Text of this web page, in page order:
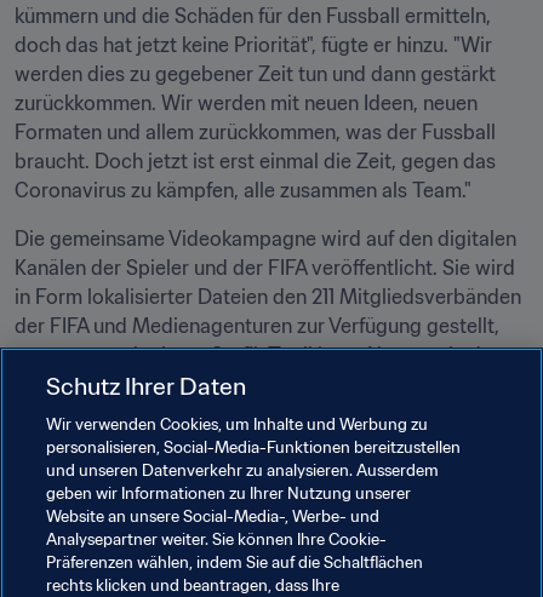
kümmern und die Schäden für den Fussball ermitteln,
doch das hat jetzt keine Priorität", fügte er hinzu. "Wir
werden dies zu gegebener Zeit tun und dann gestärkt
zurückkommen. Wir werden mit neuen Ideen, neuen
Formaten und allem zurückkommen, was der Fussball
braucht. Doch jetzt ist erst einmal die Zeit, gegen das
Coronavirus zu kämpfen, alle zusammen als Team."
Die gemeinsame Videokampagne wird auf den digitalen
Kanälen der Spieler und der FIFA veröffentlicht. Sie wird
in Form lokalisierter Dateien den 211 Mitgliedsverbänden
der FIFA und Medienagenturen zur Verfügung gestellt,
zusammen mit einem Grafik-Toolkit zur Nutzung in den
Sozialen Medien, um die Botschaften so effizient wie
möglich zu verbreiten.
Die FIFA hat zudem USD 10 Mio. für den COVID-19-
Solidaritätsfonds der WHO bereitgestellt.
Weitere Informationen: @WHO. Außerdem sollte man
sich laufend online informieren.
Schutz Ihrer Daten
Wir verwenden Cookies, um Inhalte und Werbung zu
personalisieren, Social-Media-Funktionen bereitzustellen
und unseren Datenverkehr zu analysieren. Ausserdem
geben wir Informationen zu Ihrer Nutzung unserer
Website an unsere Social-Media-, Werbe- und
Analysepartner weiter. Sie können Ihre Cookie-
Präferenzen wählen, indem Sie auf die Schaltflächen
rechts klicken und beantragen, dass Ihre